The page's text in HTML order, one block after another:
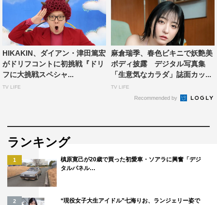
HIKAKIN、ダイアン・津田篤宏
がドリフコントに初挑戦『ドリ
フに大挑戦スペシャ...
TV LIFE
麻倉瑞季、春色ビキニで妖艶美
ボディ披露 デジタル写真集
「生意気なカラダ」誌面カッ...
TV LIFE
Recommended by
ランキング
1
槙原寛己が20歳で買った初愛車・ソアラに興奮「デジ
タルパネル…
2
“現役女子大生アイドル”七海りお、ランジェリー姿で